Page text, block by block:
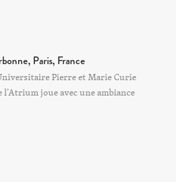
Paris, France
Pierre et Marie Curie
l'Atrium joue avec une ambiance